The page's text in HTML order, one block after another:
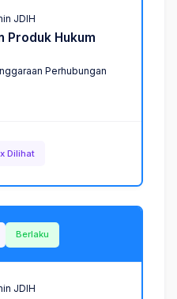
JDIH
Produk Hukum
Perhubungan
Dilihat
Berlaku
JDIH